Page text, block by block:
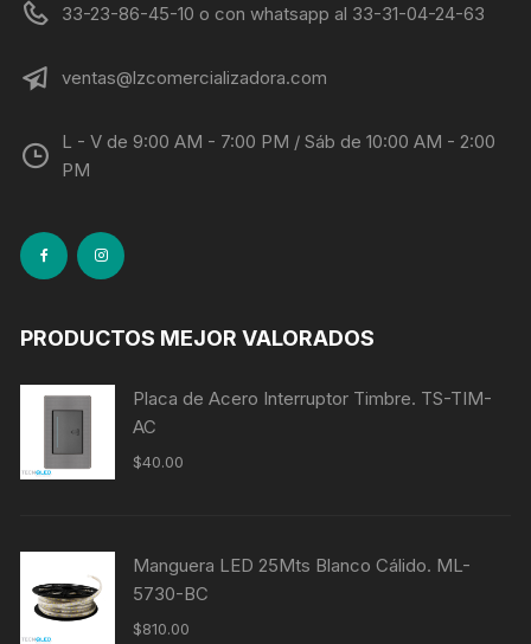
33-23-86-45-10 o con whatsapp al 33-31-04-24-63
ventas@lzcomercializadora.com
L - V de 9:00 AM - 7:00 PM / Sáb de 10:00 AM - 2:00
PM
PRODUCTOS MEJOR VALORADOS
Placa de Acero Interruptor Timbre. TS-TIM-
AC
$40.00
Manguera LED 25Mts Blanco Cálido. ML-
5730-BC
$810.00